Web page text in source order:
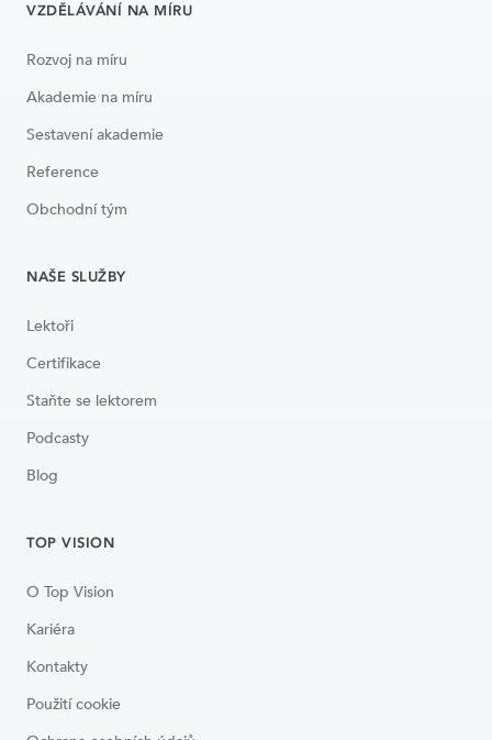
VZDĚLÁVÁNÍ NA MÍRU
Rozvoj na míru
Akademie na míru
Sestavení akademie
Reference
Obchodní tým
NAŠE SLUŽBY
Lektoři
Certifikace
Staňte se lektorem
Podcasty
Blog
TOP VISION
O Top Vision
Kariéra
Kontakty
Použití cookie